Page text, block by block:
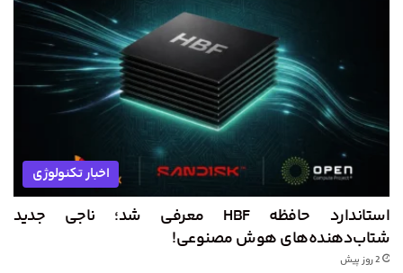
اخبار تکنولوژی
استاندارد حافظه HBF معرفی شد؛ ناجی جدید
شتاب‌دهنده‌های هوش مصنوعی!
2 روز پیش